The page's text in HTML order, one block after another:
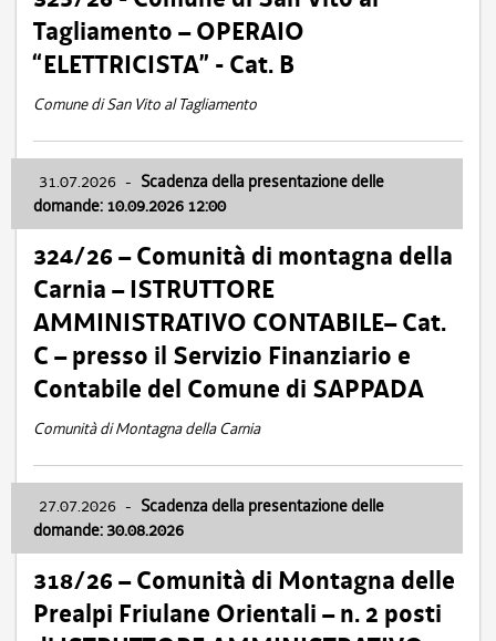
Tagliamento – OPERAIO
“ELETTRICISTA” - Cat. B
Comune di San Vito al Tagliamento
31.07.2026 - Scadenza della presentazione delle
domande: 10.09.2026 12:00
324/26 – Comunità di montagna della
Carnia – ISTRUTTORE
AMMINISTRATIVO CONTABILE– Cat.
C – presso il Servizio Finanziario e
Contabile del Comune di SAPPADA
Comunità di Montagna della Carnia
27.07.2026 - Scadenza della presentazione delle
domande: 30.08.2026
318/26 – Comunità di Montagna delle
Prealpi Friulane Orientali – n. 2 posti